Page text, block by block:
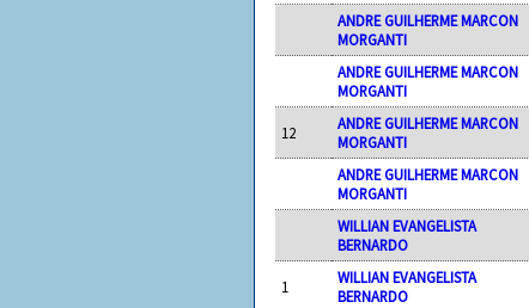
ANDRE GUILHERME MARCON
MORGANTI
ANDRE GUILHERME MARCON
MORGANTI
12
ANDRE GUILHERME MARCON
MORGANTI
ANDRE GUILHERME MARCON
MORGANTI
WILLIAN EVANGELISTA
BERNARDO
1
WILLIAN EVANGELISTA
BERNARDO